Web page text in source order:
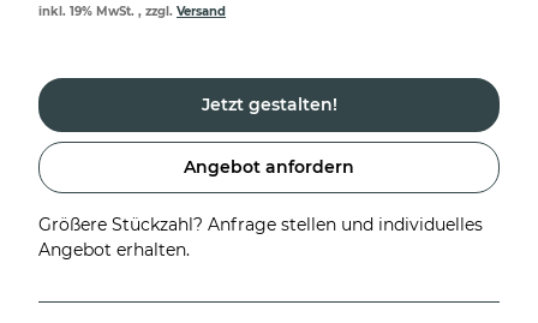
inkl. 19% MwSt. , zzgl. Versand
Jetzt gestalten!
Angebot anfordern
Größere Stückzahl? Anfrage stellen und individuelles
Angebot erhalten.